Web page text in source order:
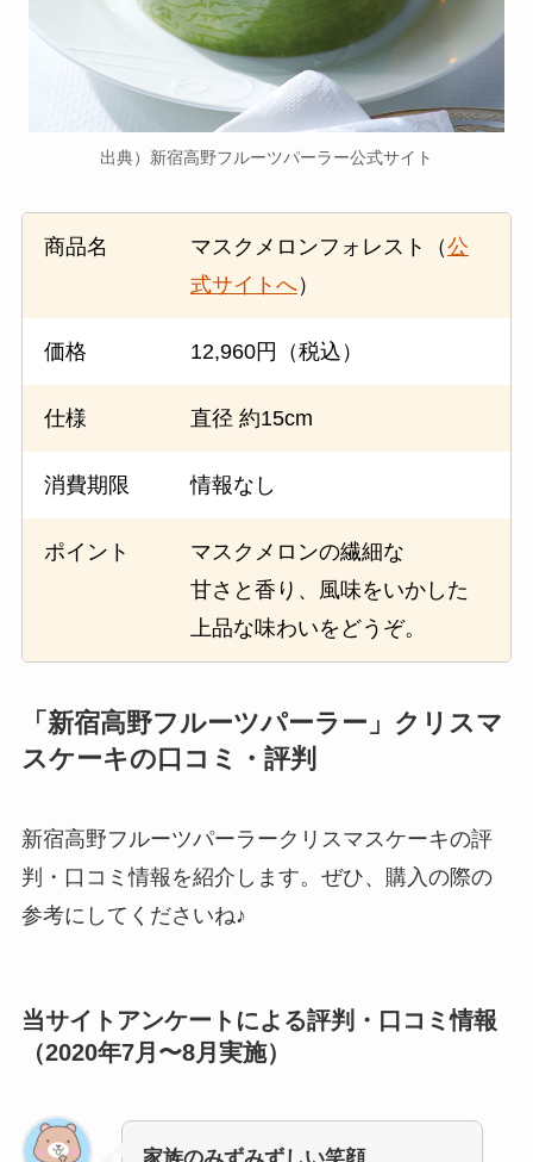
出典）新宿高野フルーツパーラー公式サイト
商品名 マスクメロンフォレスト（公
式サイトへ）
価格 12,960円（税込）
仕様 直径 約15cm
消費期限 情報なし
ポイント
マスクメロンの繊細な
甘さと香り、風味をいかした
上品な味わいをどうぞ。
「新宿高野フルーツパーラー」クリスマ
スケーキの口コミ・評判
新宿高野フルーツパーラークリスマスケーキの評
判・口コミ情報を紹介します。ぜひ、購入の際の
参考にしてくださいね♪
当サイトアンケートによる評判・口コミ情報
（2020年7月〜8月実施）